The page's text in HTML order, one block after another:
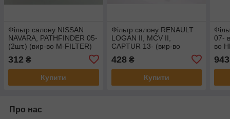
Фільтр салону NISSAN
NAVARA, PATHFINDER 05-
(2шт.) (вир-во M-FILTER)
312 ₴
Купити
Фільтр салону RENAULT
LOGAN II, MCV II,
CAPTUR 13- (вир-во
428₴
Купити
07-
во
943
Про нас